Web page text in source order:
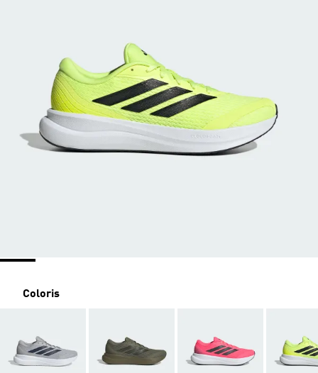
Coloris